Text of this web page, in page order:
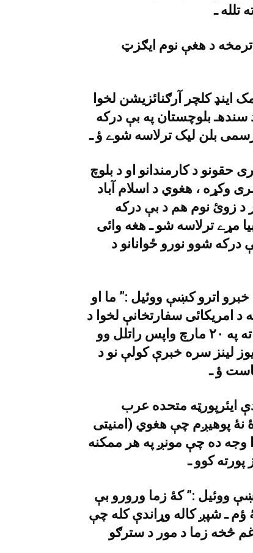
تلله ـ
ترمخه د هغې نوم ايګزټ
اينډ کلچر آرګنائزيشن لخوا
بلوچستان په بې درکه
بلن ليک ترلاسه شوے ؤ ـ
بلوچ د بشرى حقونو د کارمندانو او د بلوچ
وکړه ، هغوي د اسلام آباد
د زوئ نوم هم د بې درکه
ترلاسه شو ـ هغه وائى
شوو نورو ځوانانو د
خبرو اترو کښې ووئيل :” ما او
امريکائى سفارتخانې لخوا د
پينځو کالو ملټى انټرى ويزا جارى شوې وه ـ مونږ ته په ٢٠ مارچ واپس راتلل وو
لينز سره خبرې کولې نو د
ؤ ـ
ايئرپورټه متحده عرب
نۀ پوهيږم چې هغوي (امنيتى
وجه ده چې مونږ په هر ممکنه
ووئيل :” کۀ زما ورورو بې
ؤم ـ شپږ کاله وړاندې کله چې
څخه زما د مور د سترګو